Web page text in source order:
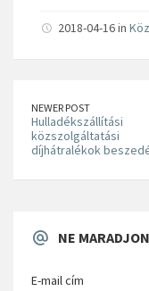
2018-04-16 in
NEWER POST
Hulladékszállítási
közszolgáltatási
díjhátralékok
NE
E-mail cím